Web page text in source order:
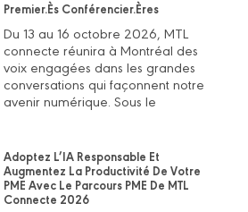
Premier.ès Conférencier.ères
Du 13 au 16 octobre 2026, MTL
connecte réunira à Montréal des
voix engagées dans les grandes
conversations qui façonnent notre
avenir numérique. Sous le
Adoptez L’IA Responsable Et
Augmentez La Productivité De Votre
PME Avec Le Parcours PME De MTL
Connecte 2026